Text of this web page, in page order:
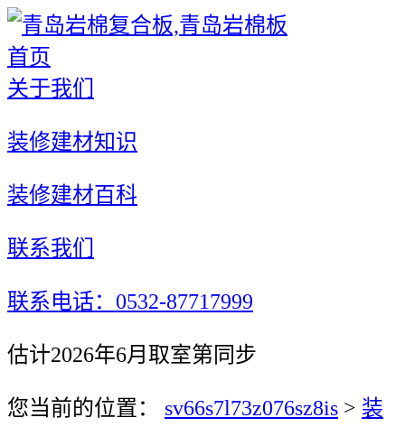
首页
关于我们
装修建材知识
装修建材百科
联系我们
联系电话：0532-87717999
估计2026年6月取室第同步
您当前的位置： sv66s7l73z076sz8is > 装